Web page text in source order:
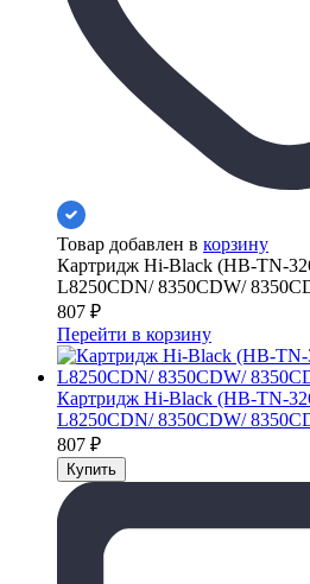
Товар добавлен в корзину
Картридж Hi-Black (HB-TN-
L8250CDN/ 8350CDW/
807 ₽
Перейти в корзину
Картридж Hi-Black (HB-TN-
L8250CDN/ 8350CDW/
807 ₽